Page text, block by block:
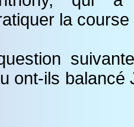
la course
ont-ils balancé